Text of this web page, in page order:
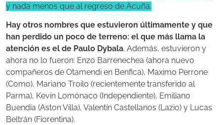
y nada menos que al regreso de Acuña.
Hay otros nombres que estuvieron últimamente y que
han perdido un poco de terreno: el que más llama la
atención es el de Paulo Dybala. Además, estuvieron y
ahora no lo fueron: Enzo Barrenechea (ahora nuevo
compañeros de Otamendi en Benfica), Maximo Perrone
(Como), Mariano Troilo (recientemente transferido al
Parma), Kevin Lomónaco (Independiente), Emiliano
Buendía (Aston Villa), Valentín Castellanos (Lazio) y Lucas
Beltrán (Fiorentina).